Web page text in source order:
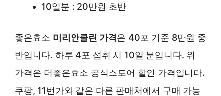
10일분 : 20만원 초반
좋은효소 미리안클린 가격 은 40포 기준 8만원 중
반입니다. 하루 4포 섭취 시 10일 분입니다. 위
가격은 더좋은효소 공식스토어 할인 가격입니다.
쿠팡, 11번가와 같은 다른 판매처에서 구매 가능